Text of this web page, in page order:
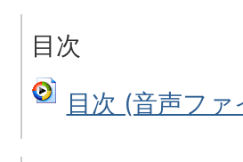
目次
目次 (音声フ